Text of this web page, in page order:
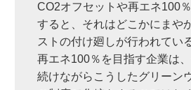
CO2オフセットや再エネ100
すると、それはどこかにまや
ストの付け廻しが行われてい
再エネ100％を目指す企業は
続けながらこうしたグリーン